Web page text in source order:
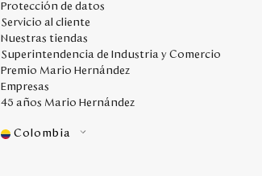
Protección de datos
Servicio al cliente
Nuestras tiendas
Superintendencia de Industria y Comercio
Premio Mario Hernández
Empresas
45 años Mario Hernández
Colombia